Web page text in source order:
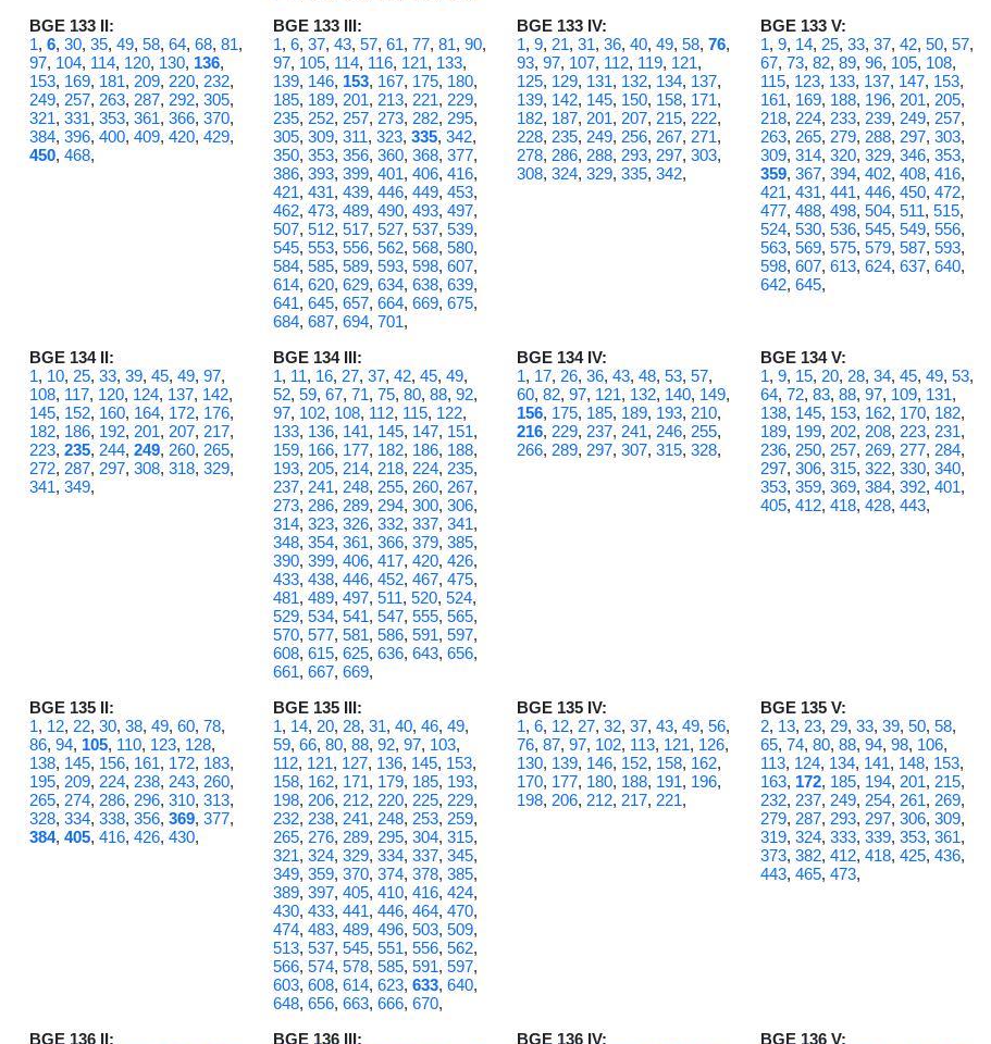
BGE 133 II:
1, 6, 30, 35, 49, 58, 64, 68, 81,
97, 104, 114, 120, 130, 136,
153, 169, 181, 209, 220, 232,
249, 257, 263, 287, 292, 305,
321, 331, 353, 361, 366, 370,
384, 396, 400, 409, 420, 429,
450, 468,
BGE 133 III:
1, 6, 37, 43, 57, 61, 77, 81, 90,
97, 105, 114, 116, 121, 133,
139, 146, 153, 167, 175, 180,
185, 189, 201, 213, 221, 229,
235, 252, 257, 273, 282, 295,
305, 309, 311, 323, 335, 342,
350, 353, 356, 360, 368, 377,
386, 393, 399, 401, 406, 416,
421, 431, 439, 446, 449, 453,
462, 473, 489, 490, 493, 497,
507, 512, 517, 527, 537, 539,
545, 553, 556, 562, 568, 580,
584, 585, 589, 593, 598, 607,
614, 620, 629, 634, 638, 639,
641, 645, 657, 664, 669, 675,
684, 687, 694, 701,
BGE 133 IV:
1, 9, 21, 31, 36, 40, 49, 58, 76,
93, 97, 107, 112, 119, 121,
125, 129, 131, 132, 134, 137,
139, 142, 145, 150, 158, 171,
182, 187, 201, 207, 215, 222,
228, 235, 249, 256, 267, 271,
278, 286, 288, 293, 297, 303,
308, 324, 329, 335, 342,
BGE 133 V:
1, 9, 14, 25, 33, 37, 42, 50, 57,
67, 73, 82, 89, 96, 105, 108,
115, 123, 133, 137, 147, 153,
161, 169, 188, 196, 201, 205,
218, 224, 233, 239, 249, 257,
263, 265, 279, 288, 297, 303,
309, 314, 320, 329, 346, 353,
359, 367, 394, 402, 408, 416,
421, 431, 441, 446, 450, 472,
477, 488, 498, 504, 511, 515,
524, 530, 536, 545, 549, 556,
563, 569, 575, 579, 587, 593,
598, 607, 613, 624, 637, 640,
642, 645,
BGE 134 II:
1, 10, 25, 33, 39, 45, 49, 97,
108, 117, 120, 124, 137, 142,
145, 152, 160, 164, 172, 176,
182, 186, 192, 201, 207, 217,
223, 235, 244, 249, 260, 265,
272, 287, 297, 308, 318, 329,
341, 349,
BGE 134 III:
1, 11, 16, 27, 37, 42, 45, 49,
52, 59, 67, 71, 75, 80, 88, 92,
97, 102, 108, 112, 115, 122,
133, 136, 141, 145, 147, 151,
159, 166, 177, 182, 186, 188,
193, 205, 214, 218, 224, 235,
237, 241, 248, 255, 260, 267,
273, 286, 289, 294, 300, 306,
314, 323, 326, 332, 337, 341,
348, 354, 361, 366, 379, 385,
390, 399, 406, 417, 420, 426,
433, 438, 446, 452, 467, 475,
481, 489, 497, 511, 520, 524,
529, 534, 541, 547, 555, 565,
570, 577, 581, 586, 591, 597,
608, 615, 625, 636, 643, 656,
661, 667, 669,
BGE 134 IV:
1, 17, 26, 36, 43, 48, 53, 57,
60, 82, 97, 121, 132, 140, 149,
156, 175, 185, 189, 193, 210,
216, 229, 237, 241, 246, 255,
266, 289, 297, 307, 315, 328,
BGE 134 V:
1, 9, 15, 20, 28, 34, 45, 49, 53,
64, 72, 83, 88, 97, 109, 131,
138, 145, 153, 162, 170, 182,
189, 199, 202, 208, 223, 231,
236, 250, 257, 269, 277, 284,
297, 306, 315, 322, 330, 340,
353, 359, 369, 384, 392, 401,
405, 412, 418, 428, 443,
BGE 135 II:
1, 12, 22, 30, 38, 49, 60, 78,
86, 94, 105, 110, 123, 128,
138, 145, 156, 161, 172, 183,
195, 209, 224, 238, 243, 260,
265, 274, 286, 296, 310, 313,
328, 334, 338, 356, 369, 377,
384, 405, 416, 426, 430,
BGE 135 III:
1, 14, 20, 28, 31, 40, 46, 49,
59, 66, 80, 88, 92, 97, 103,
112, 121, 127, 136, 145, 153,
158, 162, 171, 179, 185, 193,
198, 206, 212, 220, 225, 229,
232, 238, 241, 248, 253, 259,
265, 276, 289, 295, 304, 315,
321, 324, 329, 334, 337, 345,
349, 359, 370, 374, 378, 385,
389, 397, 405, 410, 416, 424,
430, 433, 441, 446, 464, 470,
474, 483, 489, 496, 503, 509,
513, 537, 545, 551, 556, 562,
566, 574, 578, 585, 591, 597,
603, 608, 614, 623, 633, 640,
648, 656, 663, 666, 670,
BGE 135 IV:
1, 6, 12, 27, 32, 37, 43, 49, 56,
76, 87, 97, 102, 113, 121, 126,
130, 139, 146, 152, 158, 162,
170, 177, 180, 188, 191, 196,
198, 206, 212, 217, 221,
BGE 135 V:
2, 13, 23, 29, 33, 39, 50, 58,
65, 74, 80, 88, 94, 98, 106,
113, 124, 134, 141, 148, 153,
163, 172, 185, 194, 201, 215,
232, 237, 249, 254, 261, 269,
279, 287, 293, 297, 306, 309,
319, 324, 333, 339, 353, 361,
373, 382, 412, 418, 425, 436,
443, 465, 473,
BGE 136 II:
BGE 136 III:
BGE 136 IV:
BGE 136 V: